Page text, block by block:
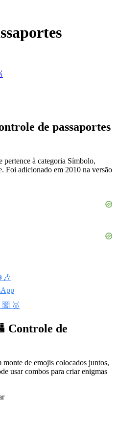
de passaportes
pertence à categoria Símbolo,
Foi adicionado em 2010 na versão
🈺 🥈
Controle de
monte de emojis colocados juntos,
usar combos para criar enigmas